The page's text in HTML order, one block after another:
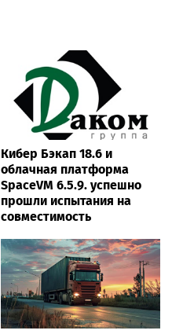
Кибер Бэкап 18.6 и
облачная платформа
SpaceVM 6.5.9. успешно
прошли испытания на
совместимость